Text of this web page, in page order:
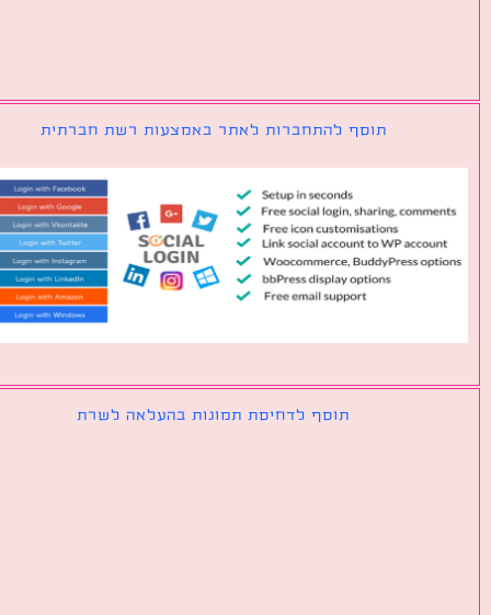
תוסף להתחברות לאתר באמצעות רשת חברתית
תוסף לדחיסת תמונות בהעלאה לשרת